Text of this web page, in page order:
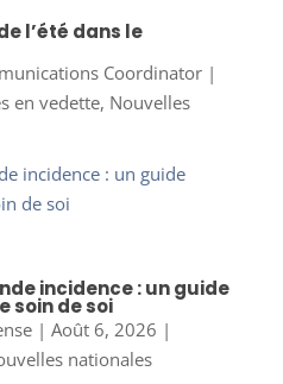
l’été dans le
Coordinator|
en vedette, Nouvelles
incidence : un guide
soin de soi
| Août 6, 2026 |
nationales